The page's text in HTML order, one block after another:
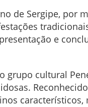
de Sergipe, por
e
grupo cultural
característicos,